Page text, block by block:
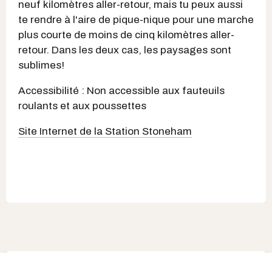
neuf kilomètres aller-retour, mais tu peux aussi
te rendre à l'aire de pique-nique pour une marche
plus courte de moins de cinq kilomètres aller-
retour. Dans les deux cas, les paysages sont
sublimes!
Accessibilité : Non accessible aux fauteuils
roulants et aux poussettes
Site Internet de la Station Stoneham